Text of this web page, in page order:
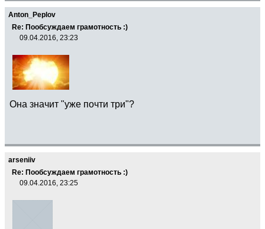
Anton_Peplov
Re: Пообсуждаем грамотность :)
09.04.2016, 23:23
Она значит "уже почти три"?
arseniiv
Re: Пообсуждаем грамотность :)
09.04.2016, 23:25